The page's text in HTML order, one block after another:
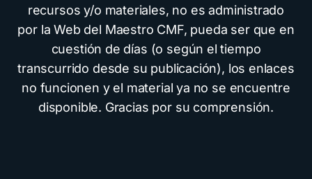
recursos y/o materiales, no es administrado
por la Web del Maestro CMF, pueda ser que en
cuestión de días (o según el tiempo
transcurrido desde su publicación), los enlaces
no funcionen y el material ya no se encuentre
disponible. Gracias por su comprensión.